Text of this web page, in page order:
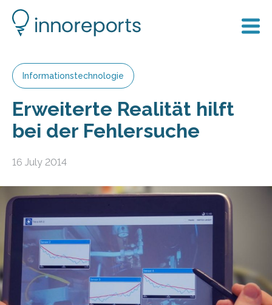
Informationstechnologie
Erweiterte Realität hilft
bei der Fehlersuche
16 July 2014